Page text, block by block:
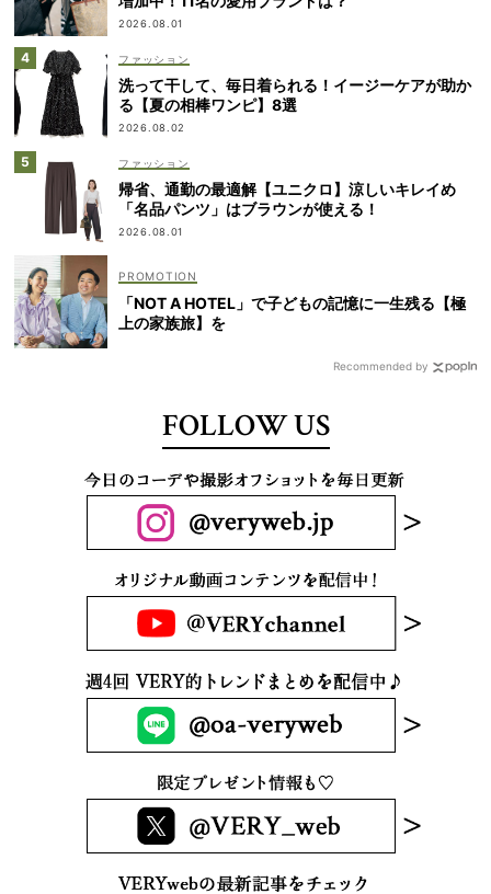
2026.08.01
ファッション
洗って干して、毎日着られる！イージーケアが助か
る【夏の相棒ワンピ】8選
2026.08.02
ファッション
帰省、通勤の最適解【ユニクロ】涼しいキレイめ
「名品パンツ」はブラウンが使える！
2026.08.01
「NOT A HOTEL」で子どもの記憶に一生残る【極
上の家族旅】を
Recommended by
FOLLOW US